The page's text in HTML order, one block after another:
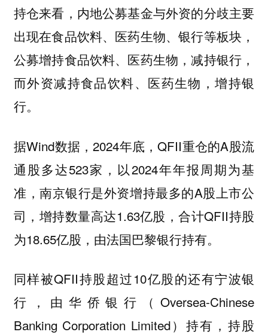
持仓来看，内地公募基金与外资的分歧主要
出现在食品饮料、医药生物、银行等板块，
公募增持食品饮料、医药生物，减持银行，
而外资减持食品饮料、医药生物，增持银
行。
据Wind数据，2024年底，QFII重仓的A股流
通股多达523家，以2024年年报周期为基
准，南京银行是外资增持最多的A股上市公
司，增持数量高达1.63亿股，合计QFII持股
为18.65亿股，由法国巴黎银行持有。
同样被QFII持股超过10亿股的还有宁波银
行，由华侨银行（Oversea-Chinese
Banking Corporation Limited）持有，持股